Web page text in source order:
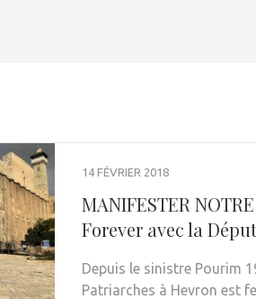
14 FÉVRIER 2018
MANIFESTER
Forever avec la
Depuis le sinistre Pourim
Patriarches à Hevron est